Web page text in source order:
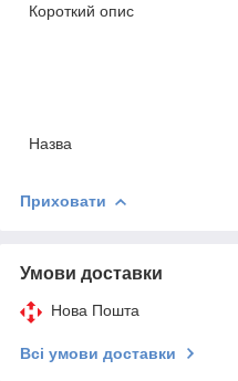
Короткий опис
Назва
Приховати
Умови доставки
Нова Пошта
Всі умови доставки